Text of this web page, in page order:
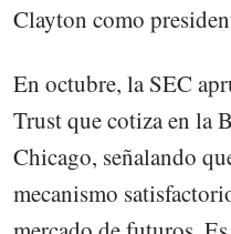
Clayton como
En octubre, la SEC
Trust que cotiza en la
Chicago, señalando
mecanismo